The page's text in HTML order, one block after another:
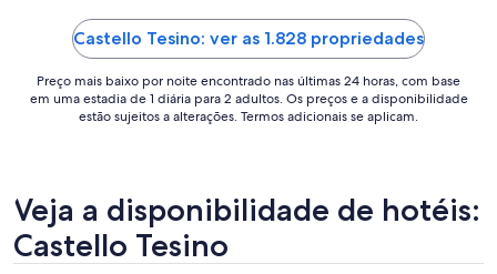
set.
a
2
de
set..
Castello Tesino: ver as 1.828 propriedades
Preço mais baixo por noite encontrado nas últimas 24 horas, com base
em uma estadia de 1 diária para 2 adultos. Os preços e a disponibilidade
estão sujeitos a alterações. Termos adicionais se aplicam.
Veja a disponibilidade de hotéis:
Castello Tesino